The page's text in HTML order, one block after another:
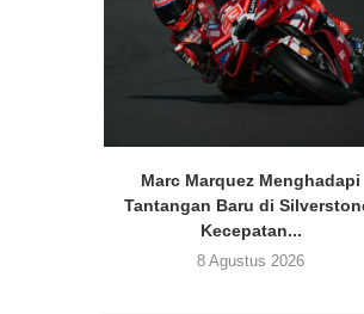
Marc Marquez Menghadapi
Tantangan Baru di
Kecepatan...
8 Agustus 2026